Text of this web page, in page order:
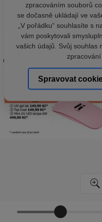
zpracováním souborů
se dočasně ukládají ve
„V pořádku“ souhlasíte s
vám poskytovali
vašich údajů. Svůj souhlas
Spravovat